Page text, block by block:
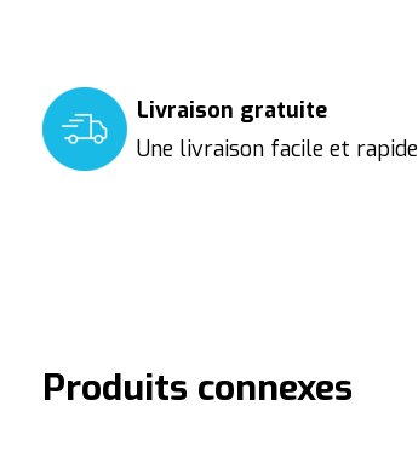
Livraison gratuite
Une livraison facile et rapide
Produits connexes